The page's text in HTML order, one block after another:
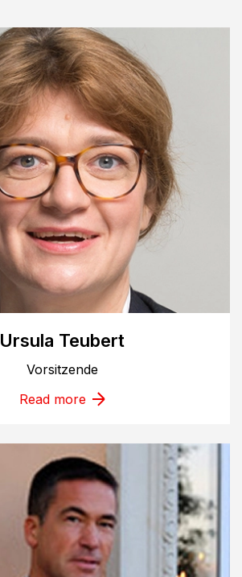
Ursula Teubert
Vorsitzende
Read more